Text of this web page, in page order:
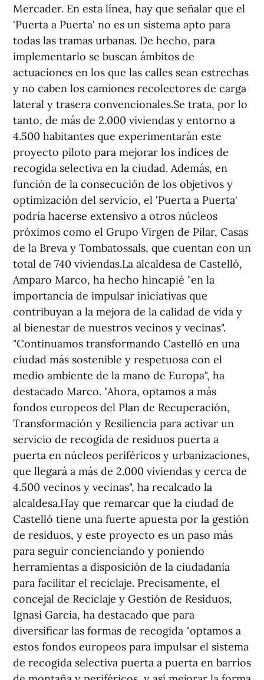
Mercader. En esta línea, hay que señalar que el
'Puerta a Puerta' no es un sistema apto para
todas las tramas urbanas. De hecho, para
implementarlo se buscan ámbitos de
actuaciones en los que las calles sean estrechas
y no caben los camiones recolectores de carga
lateral y trasera convencionales.Se trata, por lo
tanto, de más de 2.000 viviendas y entorno a
4.500 habitantes que experimentarán este
proyecto piloto para mejorar los índices de
recogida selectiva en la ciudad. Además, en
función de la consecución de los objetivos y
optimización del servicio, el 'Puerta a Puerta'
podría hacerse extensivo a otros núcleos
próximos como el Grupo Virgen de Pilar, Casas
de la Breva y Tombatossals, que cuentan con un
total de 740 viviendas.La alcaldesa de Castelló,
Amparo Marco, ha hecho hincapié "en la
importancia de impulsar iniciativas que
contribuyan a la mejora de la calidad de vida y
al bienestar de nuestros vecinos y vecinas".
"Continuamos transformando Castelló en una
ciudad más sostenible y respetuosa con el
medio ambiente de la mano de Europa", ha
destacado Marco. "Ahora, optamos a más
fondos europeos del Plan de Recuperación,
Transformación y Resiliencia para activar un
servicio de recogida de residuos puerta a
puerta en núcleos periféricos y urbanizaciones,
que llegará a más de 2.000 viviendas y cerca de
4.500 vecinos y vecinas", ha recalcado la
alcaldesa.Hay que remarcar que la ciudad de
Castelló tiene una fuerte apuesta por la gestión
de residuos, y este proyecto es un paso más
para seguir concienciando y poniendo
herramientas a disposición de la ciudadanía
para facilitar el reciclaje. Precisamente, el
concejal de Reciclaje y Gestión de Residuos,
Ignasi Garcia, ha destacado que para
diversificar las formas de recogida "optamos a
estos fondos europeos para impulsar el sistema
de recogida selectiva puerta a puerta en barrios